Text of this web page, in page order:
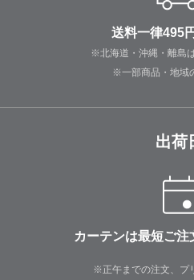
送料一律495
※北海道・沖縄・離島
※一部商品・地域
出荷
カーテンは最短ご
※正午までの注文、プ